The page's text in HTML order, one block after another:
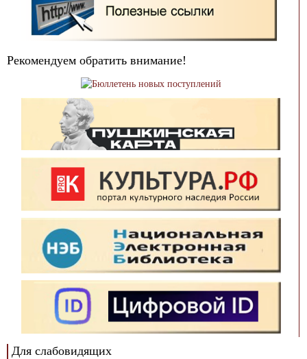
Рекомендуем обратить внимание!
Для слабовидящих